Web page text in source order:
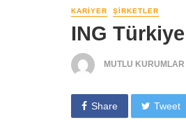
KARIYER ŞIRKETLER
ING
MUTLU KURUMLAR
Share Tweet